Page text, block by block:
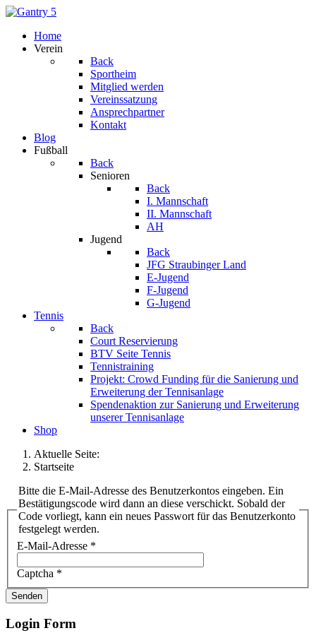
Home
Verein
Back
Sportheim
Mitglied werden
Vereinssatzung
Ansprechpartner
Kontakt
Blog
Fußball
Back
Senioren
Back
I. Mannschaft
II. Mannschaft
AH
Jugend
Back
JFG Straubinger Land
E-Jugend
F-Jugend
G-Jugend
Tennis
Back
Court Reservierung
BTV Seite Tennis
Tennistraining
Projekt: Crowd Funding für die Sanierung und
Erweiterung der Tennisanlage
Spendenaktion zur Sanierung und Erweiterung
unserer Tennisanlage
Shop
Aktuelle Seite:
Startseite
Bitte die E-Mail-Adresse des Benutzerkontos eingeben. Ein
Bestätigungscode wird dann an diese verschickt. Sobald der
Code vorliegt, kann ein neues Passwort für das Benutzerkonto
festgelegt werden.
E-Mail-Adresse *
Captcha *
Senden
Login Form